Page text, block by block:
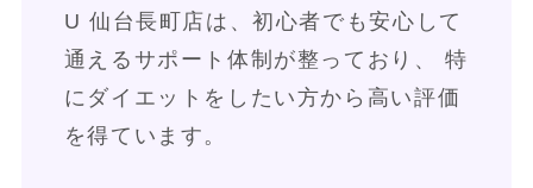
U 仙台長町店は、初心者でも安心して
通えるサポート体制が整っており、 特
にダイエットをしたい方から高い評価
を得ています。